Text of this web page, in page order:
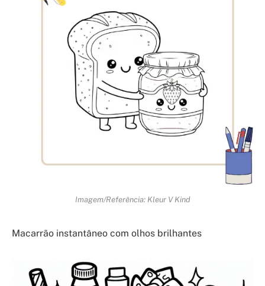
Imagem/Referência: Kleur V Kind
Macarrão instantâneo com olhos brilhantes